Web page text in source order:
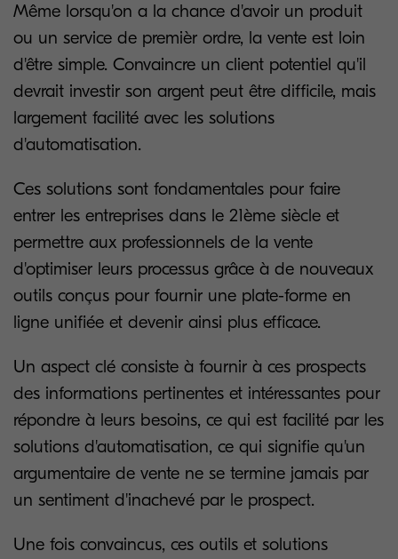
Même lorsqu'on a la chance d'avoir un produit
ou un service de premièr ordre, la vente est loin
d'être simple. Convaincre un client potentiel qu'il
devrait investir son argent peut être difficile, mais
largement facilité avec les solutions
d'automatisation.
Ces solutions sont fondamentales pour faire
entrer les entreprises dans le 21ème siècle et
permettre aux professionnels de la vente
d'optimiser leurs processus grâce à de nouveaux
outils conçus pour fournir une plate-forme en
ligne unifiée et devenir ainsi plus efficace.
Un aspect clé consiste à fournir à ces prospects
des informations pertinentes et intéressantes pour
répondre à leurs besoins, ce qui est facilité par les
solutions d'automatisation, ce qui signifie qu'un
argumentaire de vente ne se termine jamais par
un sentiment d'inachevé par le prospect.
Une fois convaincus, ces outils et solutions